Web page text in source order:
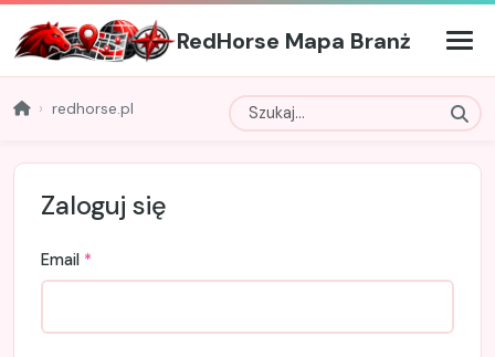
RedHorse Mapa Branż
redhorse.pl
Zaloguj się
Email *